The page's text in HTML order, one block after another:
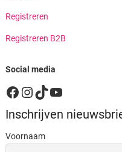
Registreren
Registreren B2B
Social media
Facebook
Instagram
TikTok
YouTube
Inschrijven
Voornaam